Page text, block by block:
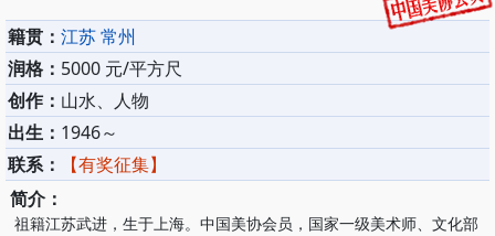
籍贯： 江苏 常州
润格： 5000 元/平方尺
创作： 山水、人物
出生： 1946～
联系：
【有奖征集】
简介：
祖籍江苏武进，生于上海。中国美协会员，国家一级美术师、文化部